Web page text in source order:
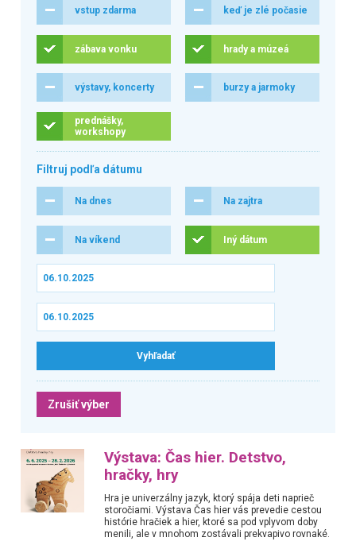
vstup zdarma keď je zlé počasie
zábava vonku hrady a múzeá
výstavy, koncerty burzy a jarmoky
prednášky,
workshopy
Filtruj podľa dátumu
Na dnes Na zajtra
Na víkend Iný dátum
Zrušiť výber
Výstava: Čas hier. Detstvo,
hračky, hry
Hra je univerzálny jazyk, ktorý spája deti naprieč
storočiami. Výstava Čas hier vás prevedie cestou
histórie hračiek a hier, ktoré sa pod vplyvom doby
menili, ale v mnohom zostávali prekvapivo rovnaké.